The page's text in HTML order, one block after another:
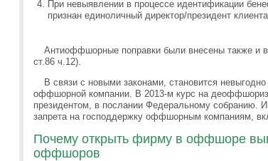
При невыявлении в процессе идентификации
признан единоличный директор/президент
Антиоффшорные поправки были внесены также и
ст.86 ч.12).
В связи с новыми законами, становится
оффшорной компании. В 2013-м курс на
президентом, в послании Федеральному собранию.
запрета на господдержку оффшорным компаниям,
Почему открыть фирму в оффшоре
оффшоров